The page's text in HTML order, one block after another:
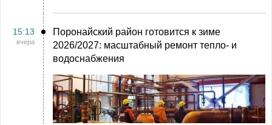
15:13
вчера
Поронайский район готовится к зиме
2026/2027: масштабный ремонт тепло- и
водоснабжения